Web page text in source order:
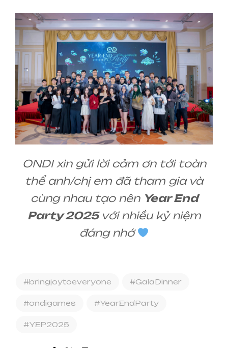
ONDI xin gửi lời cảm ơn tới toàn
thể anh/chị em đã tham gia và
cùng nhau tạo nên Year End
Party 2025với nhiều kỷ niệm
đáng nhớ
#bringjoytoeveryone #GalaDinner
#ondigames #YearEndParty
#YEP2025